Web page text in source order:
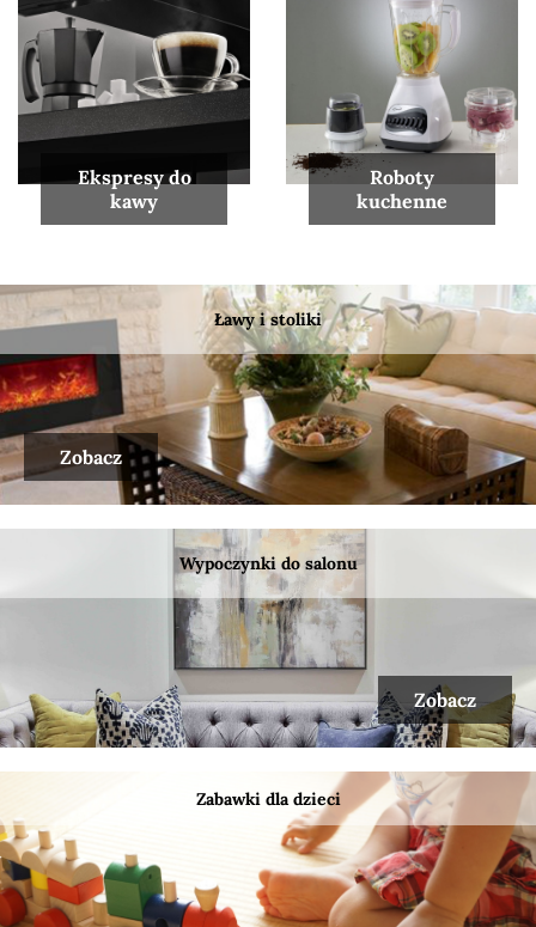
Ekspresy do
kawy
Roboty
kuchenne
Ławy i stoliki
Zobacz
Wypoczynki do salonu
Zobacz
Zabawki dla dzieci